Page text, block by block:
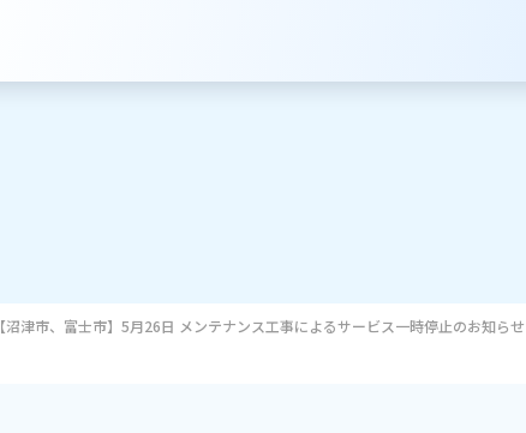
サービスのご案内
【沼津市、富士市】5月26日 メンテナンス工事によるサービス一時停止のお知ら